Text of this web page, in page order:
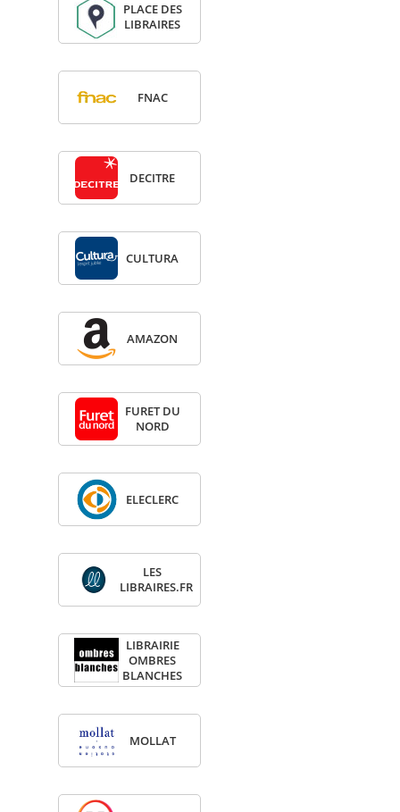
PLACE DES
LIBRAIRES
FNAC
DECITRE
CULTURA
AMA­ZON
FURET DU
NORD
ELE­CLERC
LES
LIBRAIRES.FR
LIBRAI­RIE
OMBRES
BLANCHES
MOL­LAT